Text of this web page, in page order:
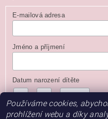
E-mailová adresa
Jméno a příjmení
Datum narození dítěte
Používáme cookies,
prohlížení webu a díky